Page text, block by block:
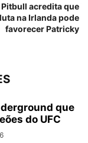
acredita que
luta na Irlanda pode
favorecer Patricky
que
do UFC